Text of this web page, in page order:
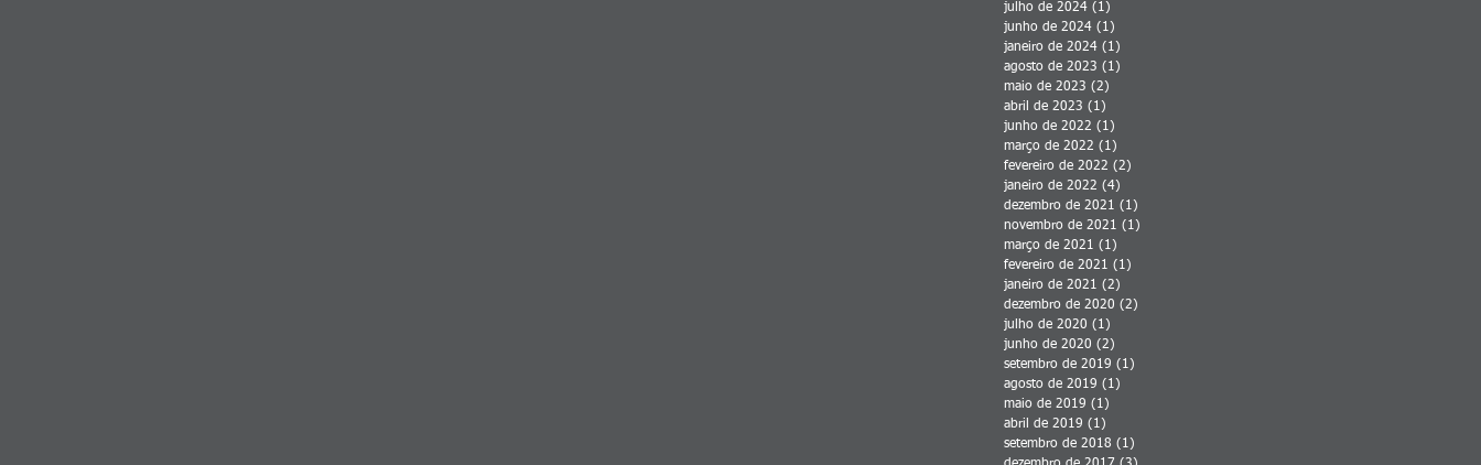
julho de 2024 (1)
junho de 2024 (1)
janeiro de 2024 (1)
agosto de 2023 (1)
maio de 2023 (2)
abril de 2023 (1)
junho de 2022 (1)
março de 2022 (1)
fevereiro de 2022 (2)
janeiro de 2022 (4)
dezembro de 2021 (1)
novembro de 2021 (1)
março de 2021 (1)
fevereiro de 2021 (1)
janeiro de 2021 (2)
dezembro de 2020 (2)
julho de 2020 (1)
junho de 2020 (2)
setembro de 2019 (1)
agosto de 2019 (1)
maio de 2019 (1)
abril de 2019 (1)
setembro de 2018 (1)